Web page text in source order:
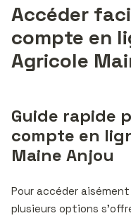
Accéder
compte en
Agricole
Guide rapide
compte en
Maine Anjou
Pour accéder
plusieurs options